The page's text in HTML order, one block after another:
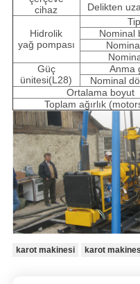
cihaz
Delikten
Hidrolik
yağ pompası
Tip
Nominal
Güç
ünitesi(L28)
Anma
Nominal
Ortalama boyut
Toplam ağırlık
karot makinesi karot